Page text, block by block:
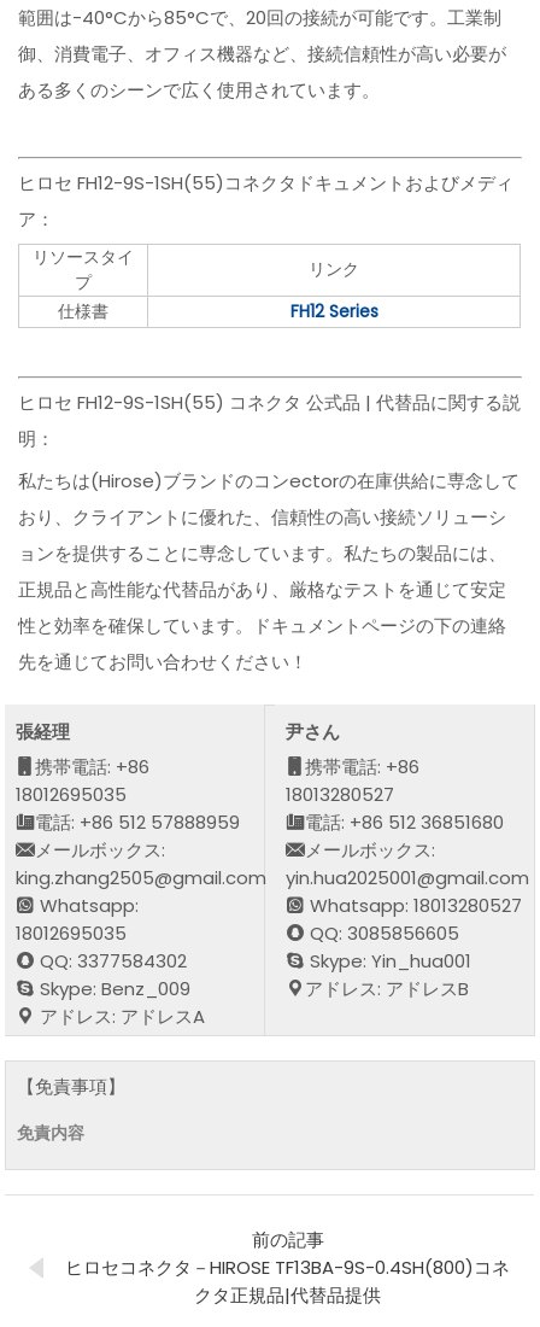
範囲は-40°Cから85°Cで、20回の接続が可能です。工業制
御、消費電子、オフィス機器など、接続信頼性が高い必要が
ある多くのシーンで広く使用されています。
ヒロセ FH12-9S-1SH(55)コネクタドキュメントおよびメディ
ア：
リソースタイ
プ
リンク
仕様書
FH12 Series
ヒロセ FH12-9S-1SH(55) コネクタ 公式品 | 代替品に関する説
明：
私たちは(Hirose)ブランドのコンectorの在庫供給に専念して
おり、クライアントに優れた、信頼性の高い接続ソリューシ
ョンを提供することに専念しています。私たちの製品には、
正規品と高性能な代替品があり、厳格なテストを通じて安定
性と効率を確保しています。ドキュメントページの下の連絡
先を通じてお問い合わせください！
張経理
携帯電話: +86
18012695035
電話: +86 512 57888959
メールボックス:
king.zhang2505@gmail.com
Whatsapp:
18012695035
QQ: 3377584302
Skype: Benz_009
アドレス: アドレスA
尹さん
携帯電話: +86
18013280527
電話: +86 512 36851680
メールボックス:
yin.hua2025001@gmail.com
Whatsapp: 18013280527
QQ: 3085856605
Skype: Yin_hua001
アドレス: アドレスB
【免責事項】
免責内容
前の記事
ヒロセコネクタ－HIROSE TF13BA-9S-0.4SH(800)コネ
クタ正規品|代替品提供